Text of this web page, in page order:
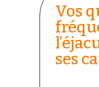
Vos
ses